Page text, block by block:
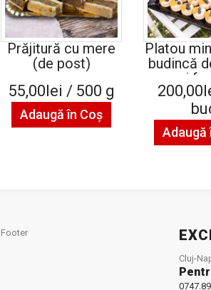
Prăjitură cu mere
(de post)
55,00lei / 500 g
Adaugă în Coş
Platou
budincă
și
Adaugă
Cluj-